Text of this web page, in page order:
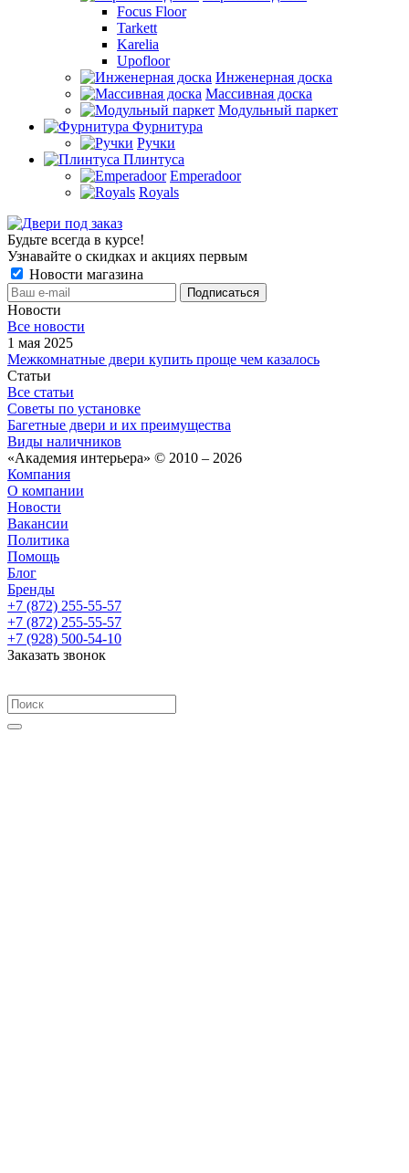
Focus Floor
Tarkett
Karelia
Upofloor
Инженерная доска
Массивная доска
Модульный паркет
Фурнитура
Ручки
Плинтуса
Emperadoor
Royals
Будьте всегда в курсе!
Узнавайте о скидках и акциях первым
Новости магазина
Новости
Все новости
1 мая 2025
Межкомнатные двери купить проще чем казалось
Статьи
Все статьи
Советы по установке
Багетные двери и их преимущества
Виды наличников
«Академия интерьера» © 2010 – 2026
Компания
О компании
Новости
Вакансии
Политика
Помощь
Блог
Бренды
+7 (872) 255-55-57
+7 (872) 255-55-57
+7 (928) 500-54-10
Заказать звонок